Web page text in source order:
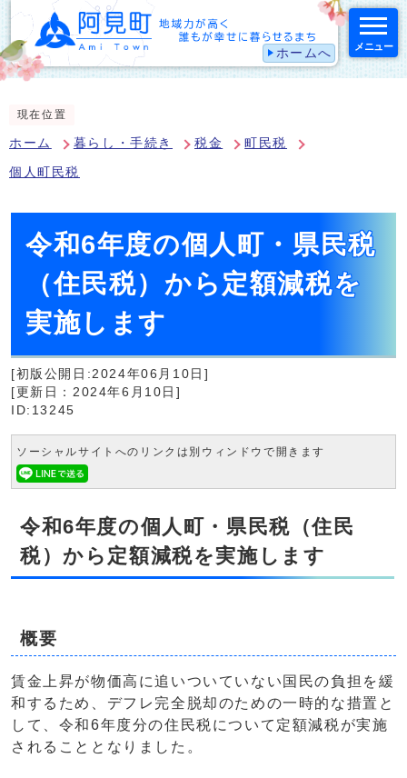
ホームへ メニュー
現在位置
ホーム 暮らし・手続き 税金 町民税
個人町民税
令和6年度の個人町・県民税
（住民税）から定額減税を
実施します
[初版公開日:2024年06月10日]
[更新日：2024年6月10日]
ID:13245
ソーシャルサイトへのリンクは別ウィンドウで開きます
令和6年度の個人町・県民税（住民
税）から定額減税を実施します
概要
賃金上昇が物価高に追いついていない国民の負担を緩
和するため、デフレ完全脱却のための一時的な措置と
して、令和6年度分の住民税について定額減税が実施
されることとなりました。